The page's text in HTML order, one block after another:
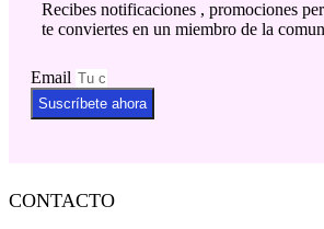
Recibes notificaciones , promociones
te conviertes en un miembro de la
Email
Suscríbete ahora
CONTACTO